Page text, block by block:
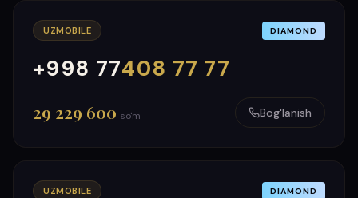
UZMOBILE DIAMOND
+998 77408 77 77
000
999
29 229 600 so'm Bog'lanish
UZMOBILE DIAMOND